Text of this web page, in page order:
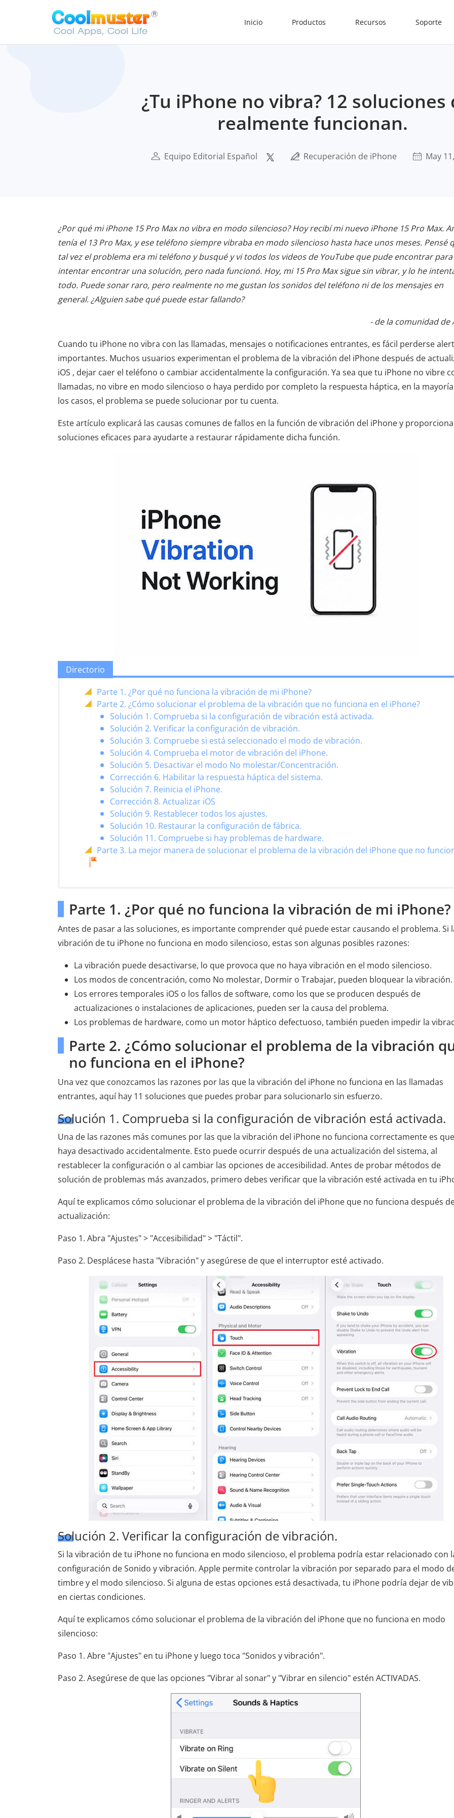
Inicio Productos Recursos Soporte
¿Tu iPhone no vibra? 12 soluciones
realmente funcionan.
Equipo Editorial Español Recuperación de iPhone May
¿Por qué mi iPhone 15 Pro Max no vibra en modo silencioso? Hoy recibí mi nuevo iPhone 15 Pro Max.
tenía el 13 Pro Max, y ese teléfono siempre vibraba en modo silencioso hasta hace unos meses. Pensé
tal vez el problema era mi teléfono y busqué y vi todos los videos de YouTube que pude encontrar para
intentar encontrar una solución, pero nada funcionó. Hoy, mi 15 Pro Max sigue sin vibrar, y lo he
todo. Puede sonar raro, pero realmente no me gustan los sonidos del teléfono ni de los mensajes en
general. ¿Alguien sabe qué puede estar fallando?
- de la comunidad de
Cuando tu iPhone no vibra con las llamadas, mensajes o notificaciones entrantes, es fácil perderse
importantes. Muchos usuarios experimentan el problema de la vibración del iPhone después de
iOS , dejar caer el teléfono o cambiar accidentalmente la configuración. Ya sea que tu iPhone no vibre
llamadas, no vibre en modo silencioso o haya perdido por completo la respuesta háptica, en la
los casos, el problema se puede solucionar por tu cuenta.
Este artículo explicará las causas comunes de fallos en la función de vibración del iPhone y
soluciones eficaces para ayudarte a restaurar rápidamente dicha función.
Directorio
Parte 1. ¿Por qué no funciona la vibración de mi iPhone?
Parte 2. ¿Cómo solucionar el problema de la vibración que no funciona en el iPhone?
Solución 1. Comprueba si la configuración de vibración está activada.
Solución 2. Verificar la configuración de vibración.
Solución 3. Compruebe si está seleccionado el modo de vibración.
Solución 4. Comprueba el motor de vibración del iPhone.
Solución 5. Desactivar el modo No molestar/Concentración.
Corrección 6. Habilitar la respuesta háptica del sistema.
Solución 7. Reinicia el iPhone.
Corrección 8. Actualizar iOS
Solución 9. Restablecer todos los ajustes.
Solución 10. Restaurar la configuración de fábrica.
Solución 11. Compruebe si hay problemas de hardware.
Parte 3. La mejor manera de solucionar el problema de la vibración del iPhone que no
Parte 1. ¿Por qué no funciona la vibración de mi iPhone?
Antes de pasar a las soluciones, es importante comprender qué puede estar causando el problema. Si
vibración de tu iPhone no funciona en modo silencioso, estas son algunas posibles razones:
La vibración puede desactivarse, lo que provoca que no haya vibración en el modo silencioso.
Los modos de concentración, como No molestar, Dormir o Trabajar, pueden bloquear la vibración.
Los errores temporales iOS o los fallos de software, como los que se producen después de
actualizaciones o instalaciones de aplicaciones, pueden ser la causa del problema.
Los problemas de hardware, como un motor háptico defectuoso, también pueden impedir la
Parte 2. ¿Cómo solucionar el problema de la vibración
no funciona en el iPhone?
Una vez que conozcamos las razones por las que la vibración del iPhone no funciona en las llamadas
entrantes, aquí hay 11 soluciones que puedes probar para solucionarlo sin esfuerzo.
Solución 1. Comprueba si la configuración de vibración está activada.
Una de las razones más comunes por las que la vibración del iPhone no funciona correctamente es
haya desactivado accidentalmente. Esto puede ocurrir después de una actualización del sistema, al
restablecer la configuración o al cambiar las opciones de accesibilidad. Antes de probar métodos de
solución de problemas más avanzados, primero debes verificar que la vibración esté activada en tu
Aquí te explicamos cómo solucionar el problema de la vibración del iPhone que no funciona después
actualización:
Paso 1. Abra "Ajustes" > "Accesibilidad" > "Táctil".
Paso 2. Desplácese hasta "Vibración" y asegúrese de que el interruptor esté activado.
Solución 2. Verificar la configuración de vibración.
Si la vibración de tu iPhone no funciona en modo silencioso, el problema podría estar relacionado con
configuración de Sonido y vibración. Apple permite controlar la vibración por separado para el modo
timbre y el modo silencioso. Si alguna de estas opciones está desactivada, tu iPhone podría dejar de
en ciertas condiciones.
Aquí te explicamos cómo solucionar el problema de la vibración del iPhone que no funciona en modo
silencioso:
Paso 1. Abre "Ajustes" en tu iPhone y luego toca "Sonidos y vibración".
Paso 2. Asegúrese de que las opciones "Vibrar al sonar" y "Vibrar en silencio" estén ACTIVADAS.